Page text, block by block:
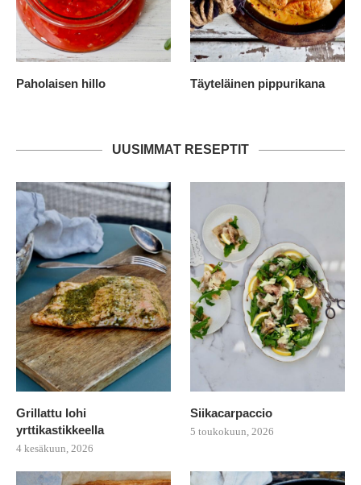
Paholaisen hillo Täyteläinen pippurikana
UUSIMMAT RESEPTIT
Grillattu lohi
yrttikastikkeella
4 kesäkuun, 2026
Siikacarpaccio
5 toukokuun, 2026